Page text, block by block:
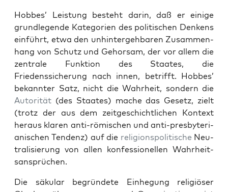
Hobbes’ Leis­tung beste­ht darin, daß er einige
grundle­gende Kat­e­gorien des poli­tis­chen Denkens
ein­führt, etwa den unhin­terge­hbaren Zusam­men­
hang von Schutz und Gehor­sam, der vor allem die
zen­trale Funk­tion des Staates, die
Friedenssicherung nach innen, bet­rifft. Hobbes’
bekan­nter Satz, nicht die Wahrheit, son­dern die
Autorität (des Staates) mache das Gesetz, zielt
(trotz der aus dem zeit­geschichtlichen Kon­text
her­aus klaren anti-römis­chen und anti-pres­by­te­ri­
an­is­chen Ten­denz) auf die reli­gion­spoli­tis­che Neu­
tral­isierung von allen kon­fes­sionellen Wahrheit­
sansprüchen.
Die säku­lar begrün­dete Ein­hegung religiös­er